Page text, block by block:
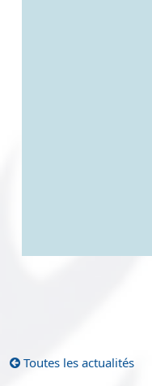
Toutes les actualités